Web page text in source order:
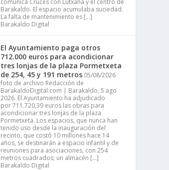
comunica Cruces con Lutxana y el centro de
Barakaldo. El espacio acumulaba suciedad.
La falta de mantenimiento es […]
Barakaldo Digital
El Ayuntamiento paga otros
712.000 euros para acondicionar
tres lonjas de la plaza Pormetxeta
de 254, 45 y 191 metros 05/08/2026
foto de archivo Redacción de
BarakaldoDigital.com | Barakaldo, 5 ago
2026. El Ayuntamiento ha adjudicado
por 711.720,39 euros las obras para
acondicionar tres lonjas de la plaza
Pormetxeta. Los espacios, que nunca han
tenido uso desde la inauguración del
recinto, que costó 10 millones hace 14
años, se destinarán a espacio infantil y de
reuniones para asociaciones, con 254
metros cuadrados; un almacén […]
Barakaldo Digital